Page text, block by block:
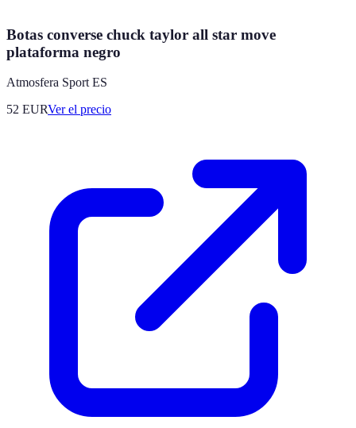
Botas converse chuck taylor all star move
plataforma negro
Atmosfera Sport ES
52 EURVer el precio